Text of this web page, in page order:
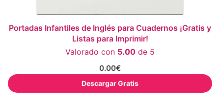
Portadas Infantiles de Inglés para Cuadernos ¡Gratis y
Listas para Imprimir!
Valorado con 5.00 de 5
0.00€
Descargar Gratis